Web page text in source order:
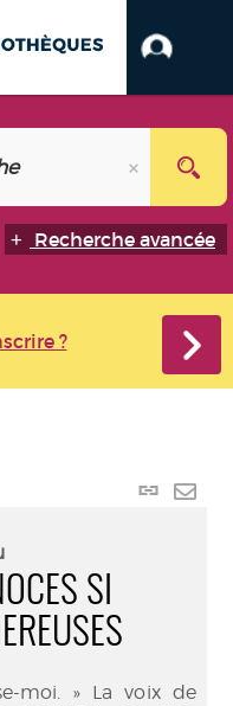
Recherche avancée
?
Lien
SI
moi. » La voix de